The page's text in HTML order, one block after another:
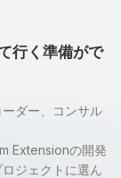
行く準備がで
ダー、コンサル
Extensionの開発
ジェクトに選ん